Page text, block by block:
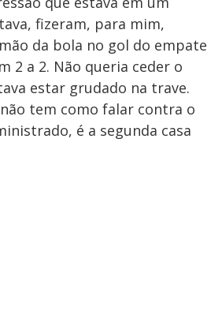
fizeram, para mim,
da bola no gol do empate
2 a 2. Não queria ceder o
estar grudado na trave.
não tem como falar contra o
é a segunda casa